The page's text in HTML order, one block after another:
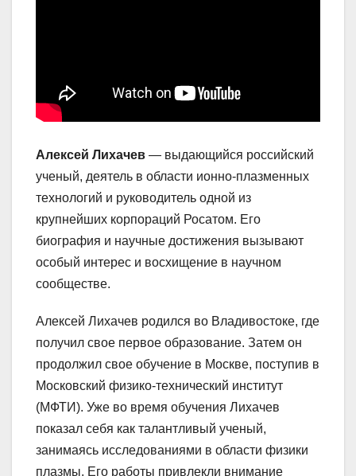
Алексей Лихачев — выдающийся российский
ученый, деятель в области ионно-плазменных
технологий и руководитель одной из
крупнейших корпораций Росатом. Его
биография и научные достижения вызывают
особый интерес и восхищение в научном
сообществе.
Алексей Лихачев родился во Владивостоке, где
получил свое первое образование. Затем он
продолжил свое обучение в Москве, поступив в
Московский физико-технический институт
(МФТИ). Уже во время обучения Лихачев
показал себя как талантливый ученый,
занимаясь исследованиями в области физики
плазмы. Его работы привлекли внимание